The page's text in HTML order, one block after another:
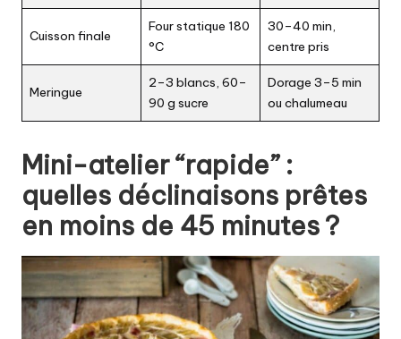
Cuisson finale
Four statique 180
°C
30–40 min,
centre pris
Meringue
2–3 blancs, 60–
90 g sucre
Dorage 3–5 min
ou chalumeau
Mini-atelier “rapide” :
quelles déclinaisons prêtes
en moins de 45 minutes ?